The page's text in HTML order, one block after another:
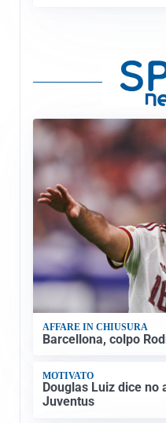
AFFARE IN CHIUSURA
Barcellona, colpo
MOTIVATO
Douglas Luiz dice no
Juventus